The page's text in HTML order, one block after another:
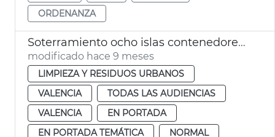
ORDENANZA
Soterramiento ocho islas contenedores València
modificado hace 9 meses
LIMPIEZA Y RESIDUOS URBANOS
VALENCIA
TODAS LAS AUDIENCIAS
VALENCIA
EN PORTADA
EN PORTADA TEMÁTICA
NORMAL